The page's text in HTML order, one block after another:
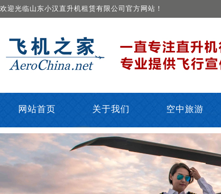
欢迎光临山东小汉直升机租赁有限公司官方网站！
网站首页 关于我们 空中旅游